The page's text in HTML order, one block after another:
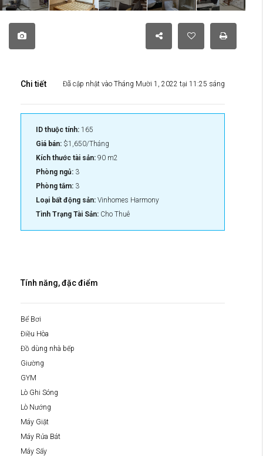
Chi tiết Đã cập nhật vào Tháng Mười 1, 2022 tại 11:25 sáng
ID thuộc tính: 165
Giá bán: $1,650/Tháng
Kích thước tài sản: 90 m2
Phòng ngủ: 3
Phòng tắm: 3
Loại bất động sản: Vinhomes Harmony
Tình Trạng Tài Sản: Cho Thuê
Tính năng, đặc điểm
Bể Bơi
Điều Hòa
Đồ dùng nhà bếp
Giường
GYM
Lò Ghi Sóng
Lò Nướng
Máy Giặt
Máy Rửa Bát
Máy Sấy